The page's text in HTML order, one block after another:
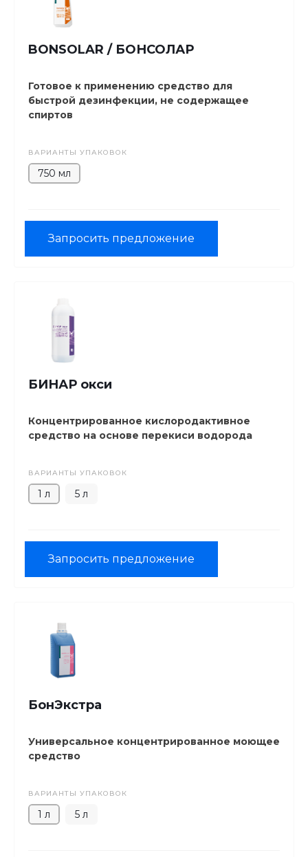
BONSOLAR / БОНСОЛАР
Готовое к применению средство для
быстрой дезинфекции, не содержащее
спиртов
ВАРИАНТЫ УПАКОВОК
750 мл
Запросить предложение
БИНАР окси
Концентрированное кислородактивное
средство на основе перекиси водорода
ВАРИАНТЫ УПАКОВОК
1 л 5 л
Запросить предложение
БонЭкстра
Универсальное концентрированное моющее
средство
ВАРИАНТЫ УПАКОВОК
1 л 5 л